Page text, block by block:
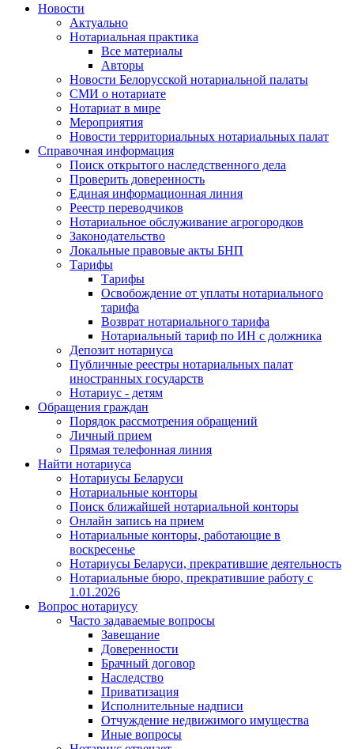
Новости
Актуально
Нотариальная практика
Все материалы
Авторы
Новости Белорусской нотариальной палаты
СМИ о нотариате
Нотариат в мире
Мероприятия
Новости территориальных нотариальных палат
Справочная информация
Поиск открытого наследственного дела
Проверить доверенность
Единая информационная линия
Реестр переводчиков
Нотариальное обслуживание агрогородков
Законодательство
Локальные правовые акты БНП
Тарифы
Тарифы
Освобождение от уплаты нотариального
тарифа
Возврат нотариального тарифа
Нотариальный тариф по ИН с должника
Депозит нотариуса
Публичные реестры нотариальных палат
иностранных государств
Нотариус - детям
Обращения граждан
Порядок рассмотрения обращений
Личный прием
Прямая телефонная линия
Найти нотариуса
Нотариусы Беларуси
Нотариальные конторы
Поиск ближайшей нотариальной конторы
Онлайн запись на прием
Нотариальные конторы, работающие в
воскресенье
Нотариусы Беларуси, прекратившие деятельность
Нотариальные бюро, прекратившие работу с
1.01.2026
Вопрос нотариусу
Часто задаваемые вопросы
Завещание
Доверенности
Брачный договор
Наследство
Приватизация
Исполнительные надписи
Отчуждение недвижимого имущества
Иные вопросы